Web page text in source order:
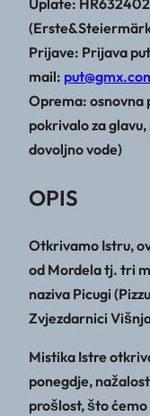
Uplate:
Prijave: Prijava
mail:
Oprema: osnovna
pokrivalo za
dovoljno vode)
OPIS
Otkrivamo Istru,
od Mordela tj. tri
naziva Picugi
Zvjezdarnici
Mistika Istre
ponegdje,
prošlost, što